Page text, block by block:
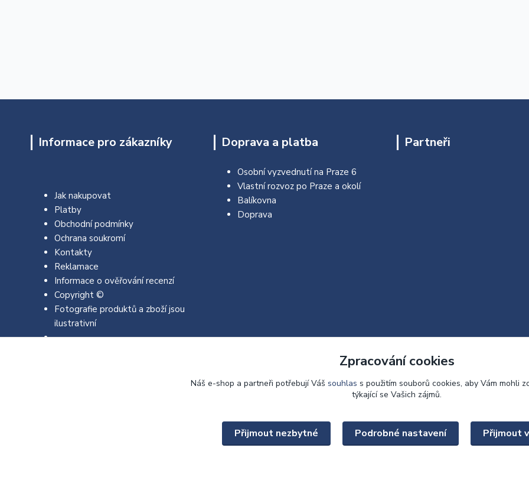
Informace pro zákazníky
Jak nakupovat
Platby
Obchodní podmínky
Ochrana soukromí
Kontakty
Reklamace
Informace o ověřování recenzí
Copyright ©
Fotografie produktů a zboží jsou
ilustrativní
Doprava a platba
Osobní vyzvednutí na Praze 6
Vlastní rozvoz po Praze a okolí
Balíkovna
Doprava
Partneři
Zpracování cookies
Náš e-shop a partneři potřebují Váš souhlas s použitím souborů cookies, aby Vám mohli
týkající se Vašich zájmů.
Přijmout nezbytné Podrobné nastavení Přijmout